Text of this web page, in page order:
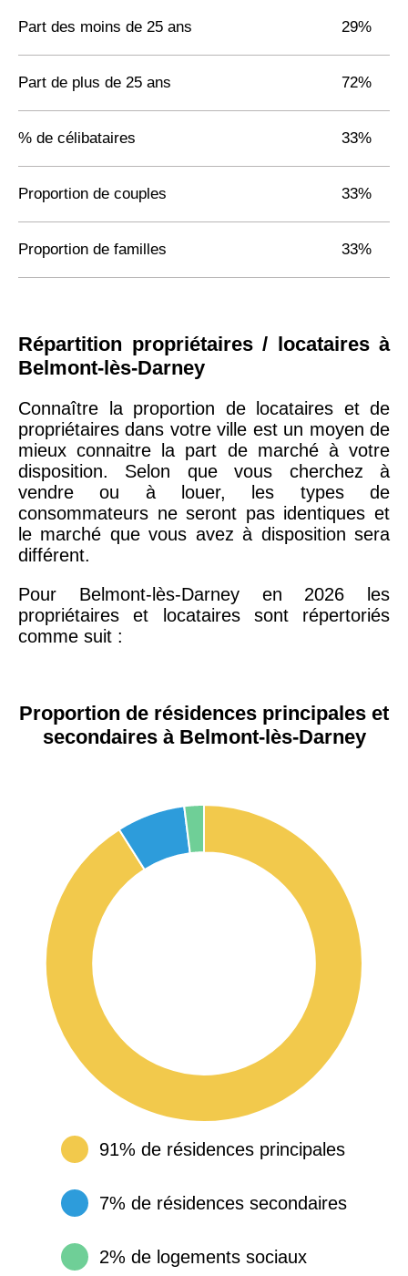
Part des moins de 25 ans 29%
Part de plus de 25 ans 72%
% de célibataires 33%
Proportion de couples 33%
Proportion de familles 33%
Répartition propriétaires / locataires à
Belmont-lès-Darney
Connaître la proportion de locataires et de
propriétaires dans votre ville est un moyen de
mieux connaitre la part de marché à votre
disposition. Selon que vous cherchez à
vendre ou à louer, les types de
consommateurs ne seront pas identiques et
le marché que vous avez à disposition sera
différent.
Pour Belmont-lès-Darney en 2026 les
propriétaires et locataires sont répertoriés
comme suit :
Proportion de résidences principales et
secondaires à Belmont-lès-Darney
91% de résidences principales
7% de résidences secondaires
2% de logements sociaux